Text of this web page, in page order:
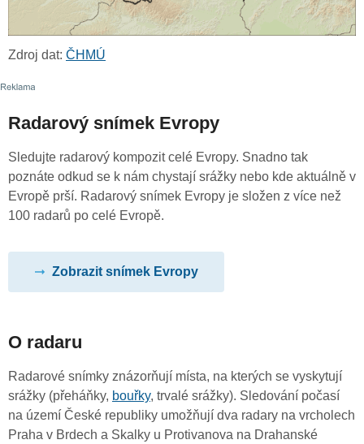
Zdroj dat: ČHMÚ
Radarový snímek Evropy
Sledujte radarový kompozit celé Evropy. Snadno tak
poznáte odkud se k nám chystají srážky nebo kde aktuálně v
Evropě prší. Radarový snímek Evropy je složen z více než
100 radarů po celé Evropě.
Zobrazit snímek Evropy
O radaru
Radarové snímky znázorňují místa, na kterých se vyskytují
srážky (přeháňky, bouřky, trvalé srážky). Sledování počasí
na území České republiky umožňují dva radary na vrcholech
Praha v Brdech a Skalky u Protivanova na Drahanské